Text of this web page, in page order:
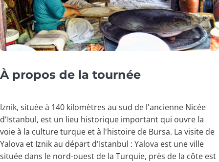
À propos de la tournée
Iznik, située à 140 kilomètres au sud de l'ancienne Nicée
d'Istanbul, est un lieu historique important qui ouvre la
voie à la culture turque et à l'histoire de Bursa. La visite de
Yalova et Iznik au départ d'Istanbul : Yalova est une ville
située dans le nord-ouest de la Turquie, près de la côte est